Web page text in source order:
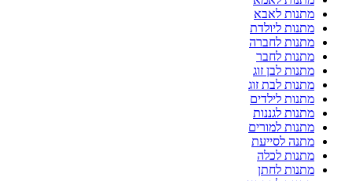
מתנות לאבא
מתנות ליולדת
מתנות לחברה
מתנות לחבר
מתנות לבן זוג
מתנות לבת זוג
מתנות לילדים
מתנות לגננות
מתנות למורים
מתנה לסייעת
מתנות לכלה
מתנות לחתן